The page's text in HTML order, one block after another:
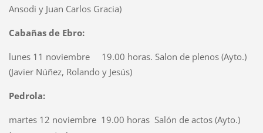
Ansodi y Juan Carlos Gracia)
Cabañas de Ebro:
lunes 11 noviembre 19.00 horas. Salon de plenos (Ayto.)
(Javier Núñez, Rolando y Jesús)
Pedrola:
martes 12 noviembre 19.00 horas Salón de actos (Ayto.)